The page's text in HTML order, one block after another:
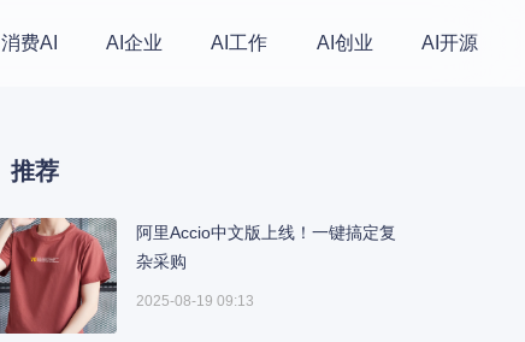
消费AI AI企业 AI工作 AI创业 AI开源
推荐
阿里Accio中文版上线！一键搞定复
杂采购
2025-08-19 09:13